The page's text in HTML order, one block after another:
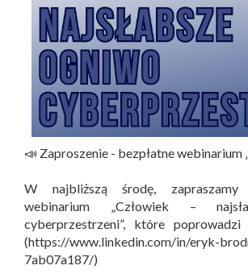
📣 Zaproszenie - bezpłatne webinarium
W najbliższą środę, zapraszamy
webinarium „Człowiek –
cyberprzestrzeni”, które
(https://www.linkedin.com/in/eryk-
7ab07a187/)